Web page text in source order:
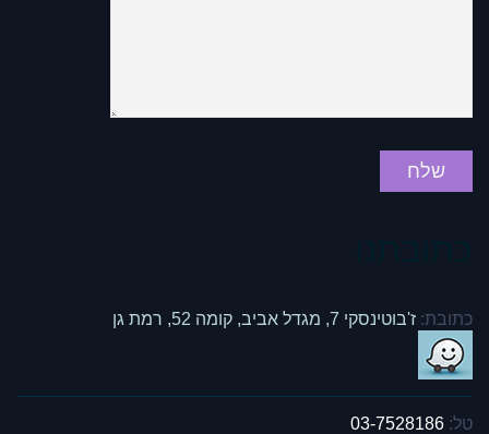
כתובת: ז'בוטינסקי 7, מגדל אביב, קומה 52, רמת גן
טל: 03-7528186